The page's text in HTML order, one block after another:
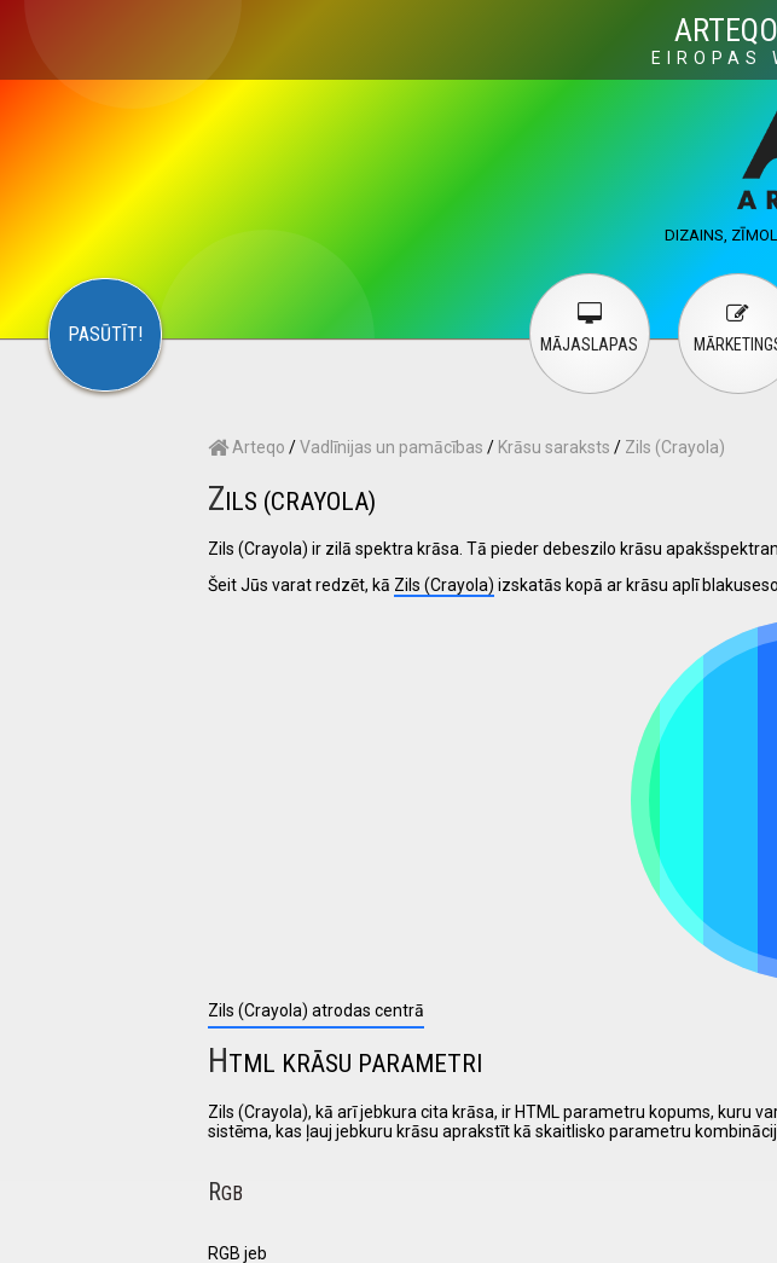
EIROPAS
DIZAINS,
PASŪTĪT! MĀJASLAPAS
×
Arteqo /Vadlīnijas un pamācības / Krāsu saraksts / Zils (Crayola)
ZILS (CRAYOLA)
Zils (Crayola) ir zilā spektra krāsa. Tā pieder debeszilo krāsu
Šeit Jūs varat redzēt, kā Zils (Crayola) izskatās kopā ar krāsu aplī
Zils (Crayola) atrodas centrā
HTML KRĀSU PARAMETRI
Zils (Crayola), kā arī jebkura cita krāsa, ir HTML parametru kopums, kuru
sistēma, kas ļauj jebkuru krāsu aprakstīt kā skaitlisko parametru
RGB
RGB jeb